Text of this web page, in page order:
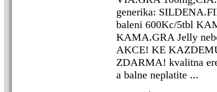
generika:
baleni 600Kc/5tbl
KAMA.GRA Jelly
AKCE! KE
ZDARMA! kvalitna
a balne neplatite ...